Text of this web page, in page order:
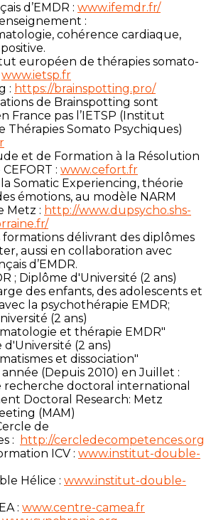
d’EMDR : www.ifemdr.fr/
:
cohérence cardiaque,
européen de thérapies somato-
www.ietsp.fr
: https://brainspotting.pro/
de Brainspotting sont
France pas l’IETSP (Institut
Thérapies Somato Psychiques)
et de Formation à la Résolution
: www.cefort.fr
Somatic Experiencing, théorie
émotions, au modèle NARM
Metz : http://www.dupsycho.shs-
formations délivrant des diplômes
aussi en collaboration avec
d’EMDR.
; Diplôme d'Université (2 ans)
des enfants, des adolescents et
la psychothérapie EMDR;
(2 ans)
et thérapie EMDR"
(2 ans)
et dissociation"
(Depuis 2010) en Juillet :
recherche doctoral international
Doctoral Research: Metz
(MAM)
de
:
http://cercledecompetences.org
ICV : www.institut-double-
Hélice : www.institut-double-
: www.centre-camea.fr